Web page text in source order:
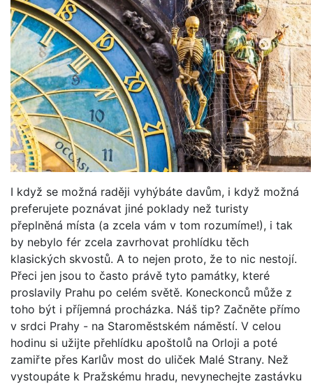
I když se možná raději vyhýbáte davům, i když možná
preferujete poznávat jiné poklady než turisty
přeplněná místa (a zcela vám v tom rozumíme!), i tak
by nebylo fér zcela zavrhovat prohlídku těch
klasických skvostů. A to nejen proto, že to nic nestojí.
Přeci jen jsou to často právě tyto památky, které
proslavily Prahu po celém světě. Koneckonců může z
toho být i příjemná procházka. Náš tip? Začněte přímo
v srdci Prahy - na Staroměstském náměstí. V celou
hodinu si užijte přehlídku apoštolů na Orloji a poté
zamiřte přes Karlův most do uliček Malé Strany. Než
vystoupáte k Pražskému hradu, nevynechejte zastávku